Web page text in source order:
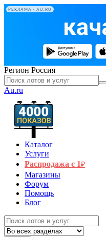
РЕКЛАМА • AU.RU
Регион Россия
Au.ru
Каталог
Услуги
Распродажа с 1₽
Магазины
Форум
Помощь
Блог